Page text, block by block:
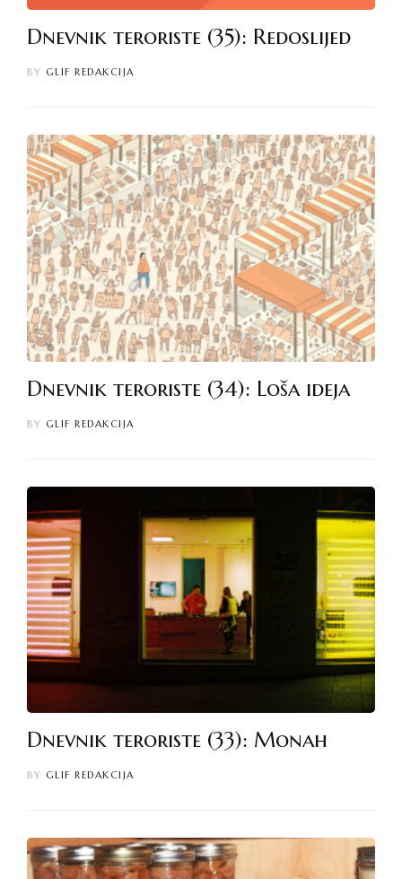
Dnevnik teroriste (35): Redoslijed
BY GLIF REDAKCIJA
Dnevnik teroriste (34): Loša ideja
BY GLIF REDAKCIJA
Dnevnik teroriste (33): Monah
BY GLIF REDAKCIJA